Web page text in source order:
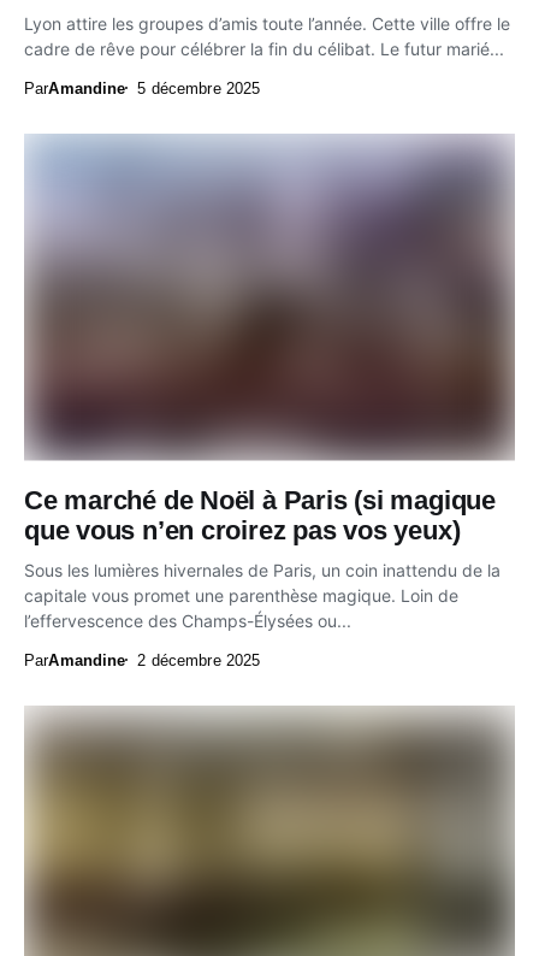
Lyon attire les groupes d’amis toute l’année. Cette ville offre le
cadre de rêve pour célébrer la fin du célibat. Le futur marié...
ParAmandine 5 décembre 2025
Ce marché de Noël à Paris (si magique
que vous n’en croirez pas vos yeux)
Sous les lumières hivernales de Paris, un coin inattendu de la
capitale vous promet une parenthèse magique. Loin de
l’effervescence des Champs-Élysées ou...
ParAmandine 2 décembre 2025